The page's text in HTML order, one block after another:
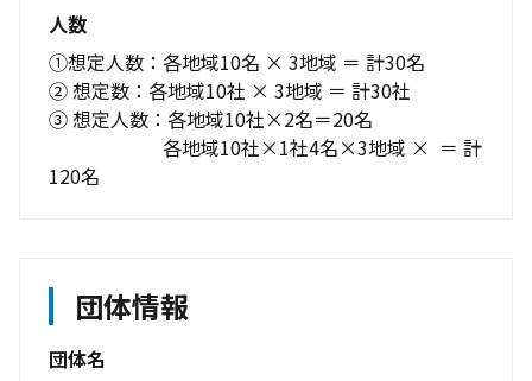
人数
①想定人数：各地域10名 × 3地域 ＝ 計30名
② 想定数：各地域10社 × 3地域 ＝ 計30社
③ 想定人数：各地域10社×2名＝20名
各地域10社×1社4名×3地域 ×  ＝ 計
120名
団体情報
団体名